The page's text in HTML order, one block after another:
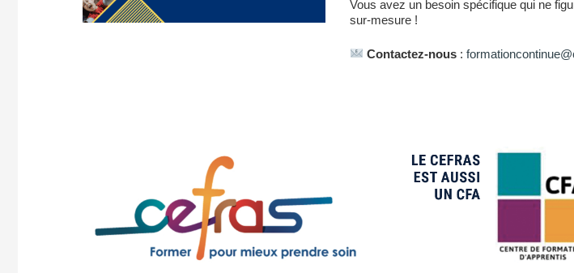
Vous avez un besoin spécifique qui ne
sur-mesure !
Contactez-nous :